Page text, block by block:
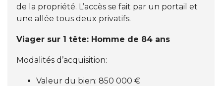
de la propriété. L’accès se fait par un portail et
une allée tous deux privatifs.
Viager sur 1 tête: Homme de 84 ans
Modalités d’acquisition:
Valeur du bien: 850 000 €